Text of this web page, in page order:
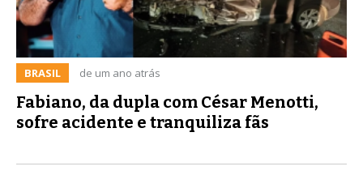
BRASIL de um ano atrás
Fabiano, da dupla com César Menotti,
sofre acidente e tranquiliza fãs